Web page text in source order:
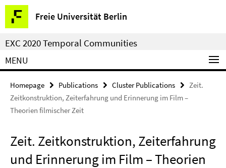
Springe
direkt
zu
Inhalt
Freie Universität Berlin
Service
Navigation
EXC 2020 Temporal Communities
MENU
Homepage Publications Cluster Publications
Zeit.
Zeitkonstruktion, Zeiterfahrung und Erinnerung im Film –
Theorien filmischer Zeit
Zeit. Zeitkonstruktion, Zeiterfahrung
und Erinnerung im Film – Theorien